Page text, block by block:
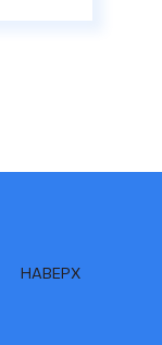
НАВЕРХ